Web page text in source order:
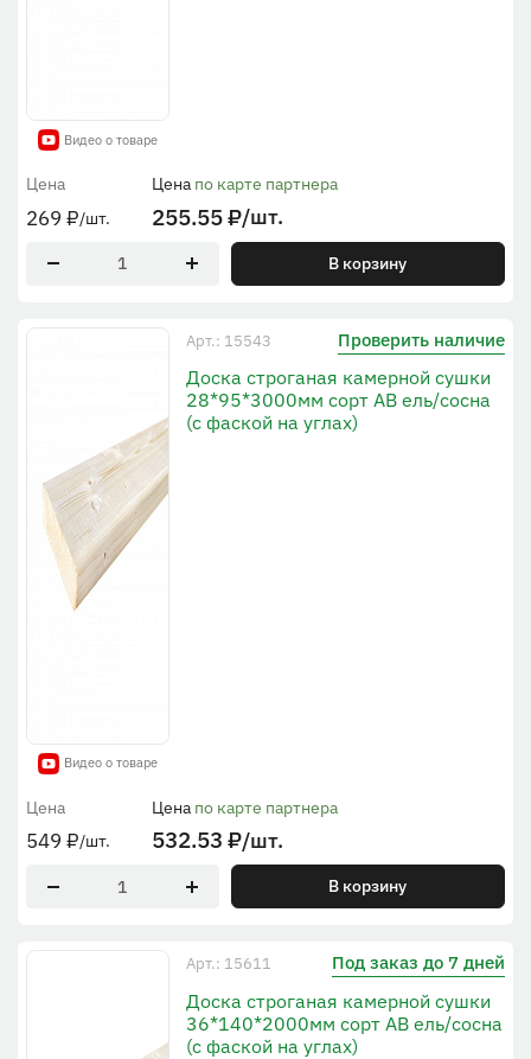
Видео о товаре
Цена
269 ₽/шт.
Цена по карте партнера
255.55₽/шт.
В корзину
Видео о товаре
Арт.: 15543 Проверить наличие
Доска строганая камерной сушки
28*95*3000мм сорт AB ель/сосна
(с фаской на углах)
Цена
549 ₽/шт.
Цена по карте партнера
532.53 ₽/шт.
В корзину
Арт.: 15611 Под заказ до 7 дней
Доска строганая камерной сушки
36*140*2000мм сорт AB ель/сосна
(с фаской на углах)